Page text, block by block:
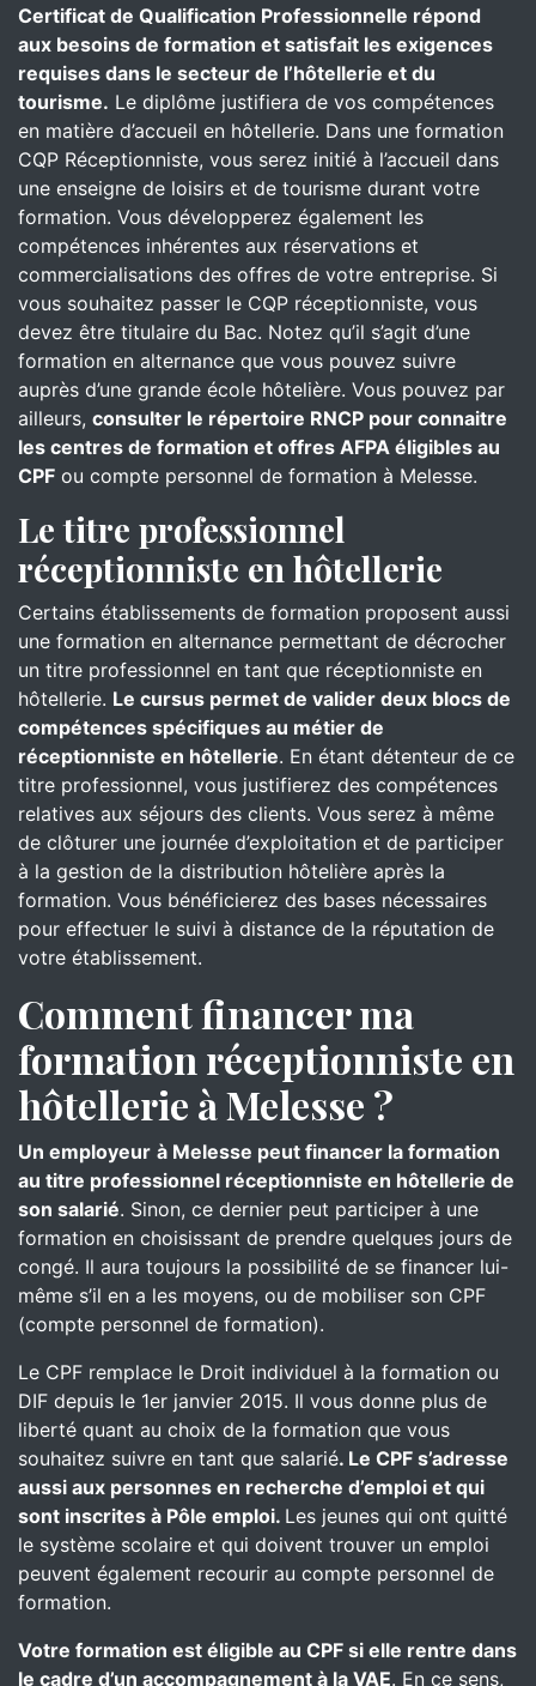
Certificat de Qualification Professionnelle répond
aux besoins de formation et satisfait les exigences
requises dans le secteur de l’hôtellerie et du
tourisme. Le diplôme justifiera de vos compétences
en matière d’accueil en hôtellerie. Dans une formation
CQP Réceptionniste, vous serez initié à l’accueil dans
une enseigne de loisirs et de tourisme durant votre
formation. Vous développerez également les
compétences inhérentes aux réservations et
commercialisations des offres de votre entreprise. Si
vous souhaitez passer le CQP réceptionniste, vous
devez être titulaire du Bac. Notez qu’il s’agit d’une
formation en alternance que vous pouvez suivre
auprès d’une grande école hôtelière. Vous pouvez par
ailleurs, consulter le répertoire RNCP pour connaitre
les centres de formation et offres AFPA éligibles au
CPF ou compte personnel de formation à Melesse.
Le titre professionnel
réceptionniste en hôtellerie
Certains établissements de formation proposent aussi
une formation en alternance permettant de décrocher
un titre professionnel en tant que réceptionniste en
hôtellerie. Le cursus permet de valider deux blocs de
compétences spécifiques au métier de
réceptionniste en hôtellerie. En étant détenteur de ce
titre professionnel, vous justifierez des compétences
relatives aux séjours des clients. Vous serez à même
de clôturer une journée d’exploitation et de participer
à la gestion de la distribution hôtelière après la
formation. Vous bénéficierez des bases nécessaires
pour effectuer le suivi à distance de la réputation de
votre établissement.
Comment financer ma
formation réceptionniste en
hôtellerie à Melesse ?
Un employeur à Melesse peut financer la formation
au titre professionnel réceptionniste en hôtellerie de
son salarié. Sinon, ce dernier peut participer à une
formation en choisissant de prendre quelques jours de
congé. Il aura toujours la possibilité de se financer lui-
même s’il en a les moyens, ou de mobiliser son CPF
(compte personnel de formation).
Le CPF remplace le Droit individuel à la formation ou
DIF depuis le 1er janvier 2015. Il vous donne plus de
liberté quant au choix de la formation que vous
souhaitez suivre en tant que salarié. Le CPF s’adresse
aussi aux personnes en recherche d’emploi et qui
sont inscrites à Pôle emploi. Les jeunes qui ont quitté
le système scolaire et qui doivent trouver un emploi
peuvent également recourir au compte personnel de
formation.
Votre formation est éligible au CPF si elle rentre dans
le cadre d’un accompagnement à la VAE. En ce sens,